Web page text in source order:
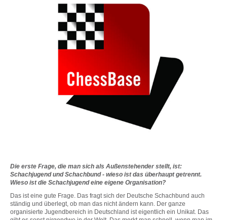
Die erste Frage, die man sich als Außenstehender stellt, ist:
Schachjugend und Schachbund - wieso ist das überhaupt getrennt.
Wieso ist die Schachjugend eine eigene Organisation?
Das ist eine gute Frage. Das fragt sich der Deutsche Schachbund auch
ständig und überlegt, ob man das nicht ändern kann. Der ganze
organisierte Jugendbereich in Deutschland ist eigentlich ein Unikat. Das